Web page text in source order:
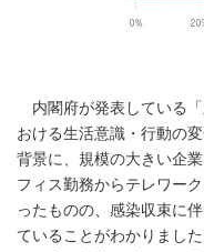
内閣府が発表している
おける生活意識・行動の
背景に、規模の大きい企
フィス勤務からテレワー
ったものの、感染収束に
ていることがわかりました